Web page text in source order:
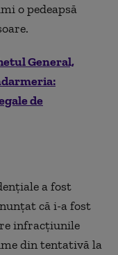
o pedeapsă
General,
de
a fost
că i-a fost
infracţiunile
din tentativă la